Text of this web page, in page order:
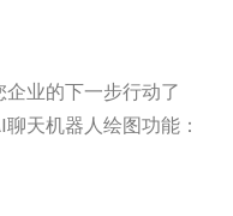
业的下一步行动了
天机器人绘图功能：